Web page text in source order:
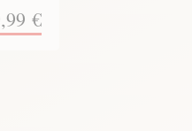
€